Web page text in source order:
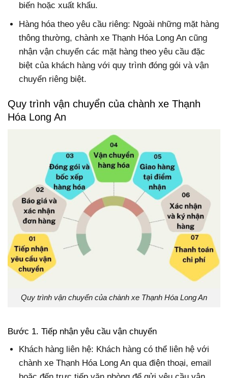
biến hoặc xuất khẩu.
Hàng hóa theo yêu cầu riêng: Ngoài những mặt hàng
thông thường, chành xe Thạnh Hóa Long An cũng
nhận vận chuyển các mặt hàng theo yêu cầu đặc
biệt của khách hàng với quy trình đóng gói và vận
chuyển riêng biệt.
Quy trình vận chuyển của chành xe Thạnh
Hóa Long An
Quy trình vận chuyển của chành xe Thạnh Hóa Long An
Bước 1. Tiếp nhận yêu cầu vận chuyển
Khách hàng liên hệ: Khách hàng có thể liên hệ với
chành xe Thạnh Hóa Long An qua điện thoại, email